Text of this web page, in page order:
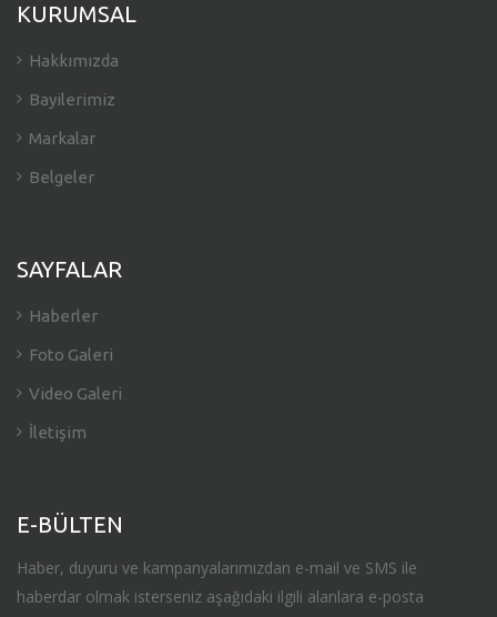
KURUMSAL
Hakkımızda
Bayilerimiz
Markalar
Belgeler
SAYFALAR
Haberler
Foto Galeri
Video Galeri
İletişim
E-BÜLTEN
Haber, duyuru ve kampanyalarımızdan e-mail ve SMS ile
haberdar olmak isterseniz aşağıdaki ilgili alanlara e-posta